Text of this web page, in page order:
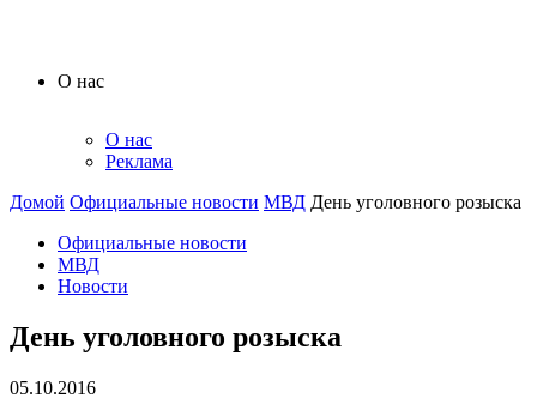
О нас
О нас
Реклама
Домой Официальные новости МВД День уголовного розыска
Официальные новости
МВД
Новости
День уголовного розыска
05.10.2016